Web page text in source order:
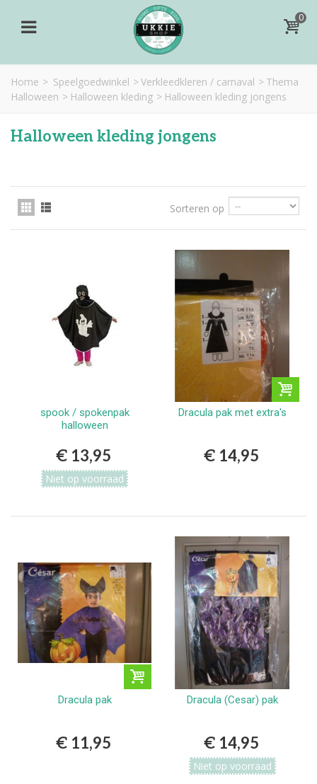
0
Home > Speelgoedwinkel > Verkleedkleren / carnaval > Thema
Halloween > Halloween kleding > Halloween kleding jongens
Halloween kleding jongens
Sorteren op
spook / spokenpak
halloween
€ 13,95
Niet op voorraad
Dracula pak met extra's
€ 14,95
Dracula pak
€ 11,95
Dracula (Cesar) pak
€ 14,95
Niet op voorraad